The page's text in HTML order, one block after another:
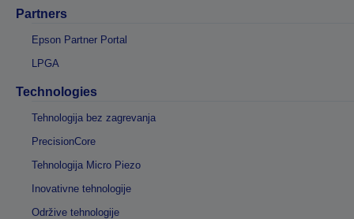
Partners
Epson Partner Portal
LPGA
Technologies
Tehnologija bez zagrevanja
PrecisionCore
Tehnologija Micro Piezo
Inovativne tehnologije
Održive tehnologije